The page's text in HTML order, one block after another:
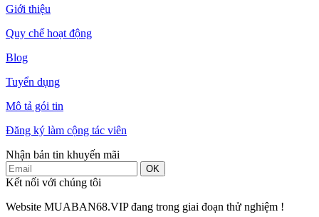
Giới thiệu
Quy chế hoạt động
Blog
Tuyển dụng
Mô tả gói tin
Đăng ký làm cộng tác viên
Nhận bản tin khuyến mãi
OK
Kết nối với chúng tôi
Website MUABAN68.VIP đang trong giai đoạn thử nghiệm !